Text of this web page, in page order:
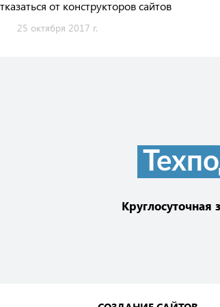
от конструкторов сайтов
25 октября 2017 г.
Круглосуточная